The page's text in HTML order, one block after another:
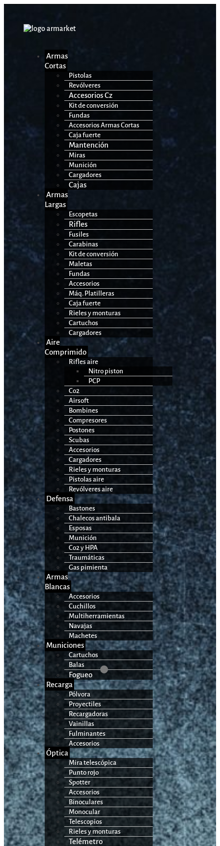
Armas
Cortas
Pistolas
Revólveres
Accesorios Cz
Kit de conversión
Fundas
Accesorios Armas Cortas
Caja fuerte
Mantención
Miras
Munición
Cargadores
Cajas
Armas
Largas
Escopetas
Rifles
Fusiles
Carabinas
Kit de conversión
Maletas
Fundas
Accesorios
Máq. Platilleras
Caja fuerte
Rieles y monturas
Cartuchos
Cargadores
Aire
Comprimido
Rifles aire
Nitro piston
PCP
Co2
Airsoft
Bombines
Compresores
Postones
Scubas
Accesorios
Cargadores
Rieles y monturas
Pistolas aire
Revólveres aire
Defensa
Bastones
Chalecos antibala
Esposas
Munición
Co2 y HPA
Traumáticas
Gas pimienta
Armas
Blancas
Accesorios
Cuchillos
Multiherramientas
Navajas
Machetes
Municiones
Cartuchos
Balas
Fogueo
Recarga
Pólvora
Proyectiles
Recargadoras
Vainillas
Fulminantes
Accesorios
Óptica
Mira telescópica
Punto rojo
Spotter
Accesorios
Binoculares
Monocular
Telescopios
Rieles y monturas
Telémetro